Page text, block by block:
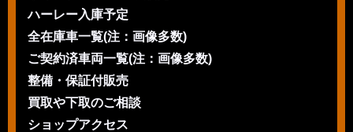
ハーレー入庫予定
全在庫車一覧(注：画像多数)
ご契約済車両一覧(注：画像多数)
整備・保証付販売
買取や下取のご相談
ショップアクセス